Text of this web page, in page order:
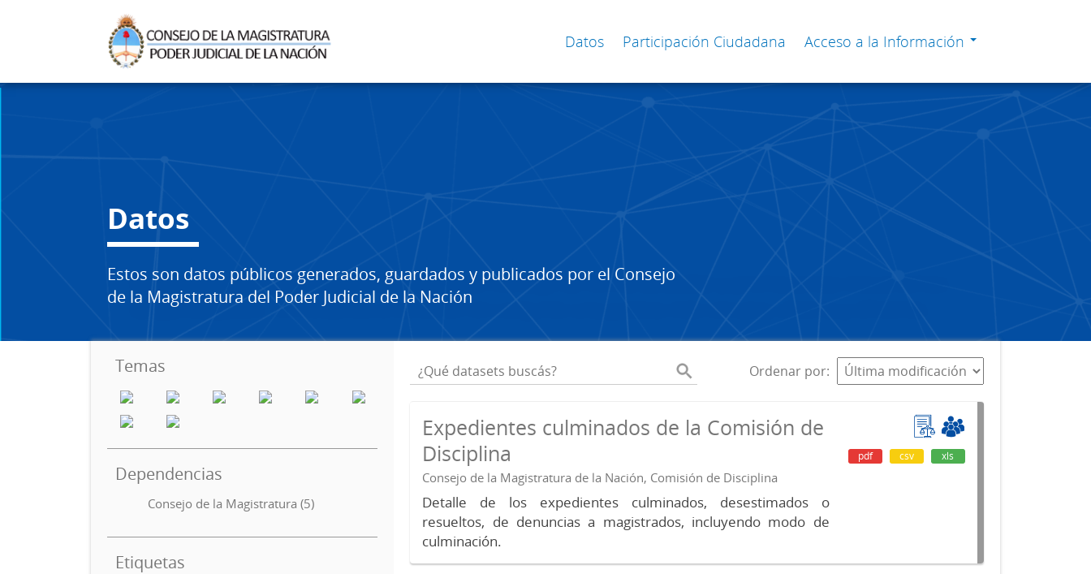
Datos Participación Ciudadana Acceso a la Información
Datos
Estos son datos públicos generados, guardados y publicados por el Consejo
de la Magistratura del Poder Judicial de la Nación
Temas
Dependencias
Consejo de la Magistratura (5)
Etiquetas
Ordenar por
Expedientes culminados de la Comisión de
Disciplina
Consejo de la Magistratura de la Nación, Comisión de Disciplina
Detalle de los expedientes culminados, desestimados o
resueltos, de denuncias a magistrados, incluyendo modo de
culminación.
pdf csv xls